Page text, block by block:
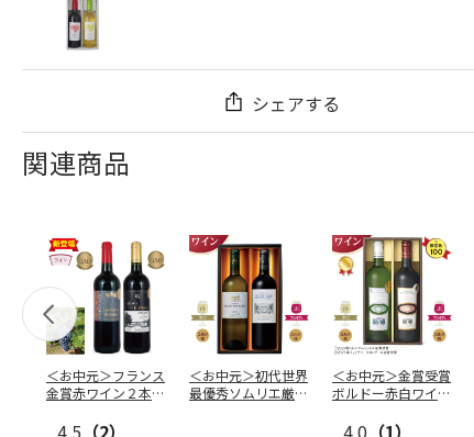
シェアする
関連商品
＜お中元＞フランス
金賞赤ワイン２本セ
4.5 （2）
＜お中元＞初代世界
最優秀ソムリエ厳選
＜お中元＞金賞受賞
ボルドー赤白ワイン
4.0 （1）